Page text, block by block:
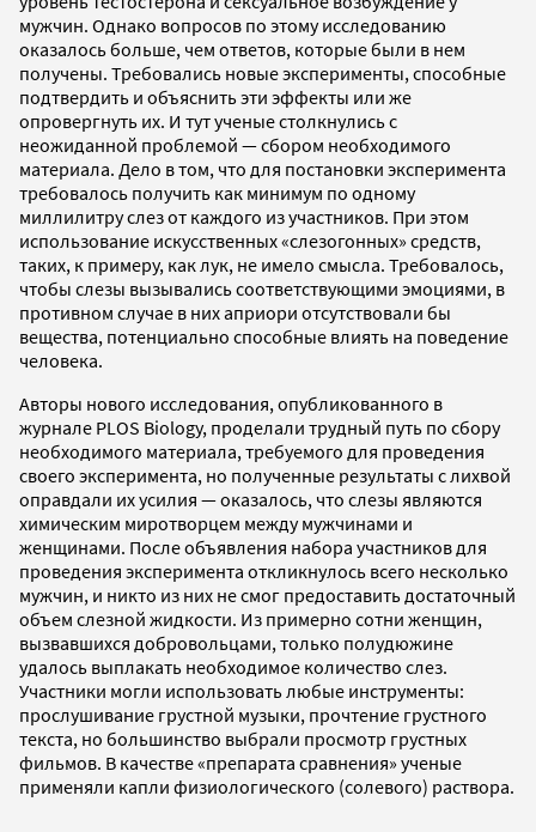
мужчин. Однако вопросов по этому исследованию
оказалось больше, чем ответов, которые были в нем
получены. Требовались новые эксперименты, способные
подтвердить и объяснить эти эффекты или же
опровергнуть их. И тут ученые столкнулись с
неожиданной проблемой — сбором необходимого
материала. Дело в том, что для постановки эксперимента
требовалось получить как минимум по одному
миллилитру слез от каждого из участников. При этом
использование искусственных «слезогонных» средств,
таких, к примеру, как лук, не имело смысла. Требовалось,
чтобы слезы вызывались соответствующими эмоциями, в
противном случае в них априори отсутствовали бы
вещества, потенциально способные влиять на поведение
человека.
Авторы нового исследования, опубликованного в
журнале PLOS Biology, проделали трудный путь по сбору
необходимого материала, требуемого для проведения
своего эксперимента, но полученные результаты с лихвой
оправдали их усилия — оказалось, что слезы являются
химическим миротворцем между мужчинами и
женщинами. После объявления набора участников для
проведения эксперимента откликнулось всего несколько
мужчин, и никто из них не смог предоставить достаточный
объем слезной жидкости. Из примерно сотни женщин,
вызвавшихся добровольцами, только полудюжине
удалось выплакать необходимое количество слез.
Участники могли использовать любые инструменты:
прослушивание грустной музыки, прочтение грустного
текста, но большинство выбрали просмотр грустных
фильмов. В качестве «препарата сравнения» ученые
применяли капли физиологического (солевого) раствора.